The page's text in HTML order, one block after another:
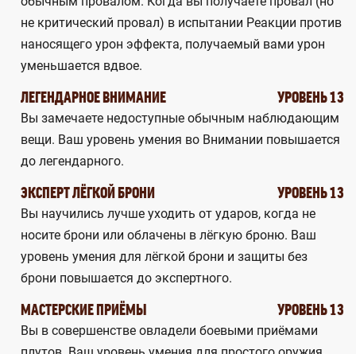
не критический провал) в испытании Реакции против
наносящего урон эффекта, получаемый вами урон
уменьшается вдвое.
ЛЕГЕНДАРНОЕ ВНИМАНИЕ УРОВЕНЬ 13
Вы замечаете недоступные обычным наблюдающим
вещи. Ваш уровень умения во Внимании повышается
до легендарного.
ЭКСПЕРТ ЛЁГКОЙ БРОНИ УРОВЕНЬ 13
Вы научились лучше уходить от ударов, когда не
носите брони или облачены в лёгкую броню. Ваш
уровень умения для лёгкой брони и защиты без
брони повышается до экспертного.
МАСТЕРСКИЕ ПРИЁМЫ УРОВЕНЬ 13
Вы в совершенстве овладели боевыми приёмами